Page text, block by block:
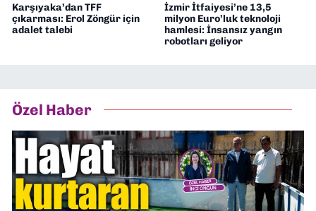
Karşıyaka’dan TFF
çıkarması: Erol Zöngür için
adalet talebi
İzmir İtfaiyesi’ne 13,5
milyon Euro’luk teknoloji
hamlesi: İnsansız yangın
robotları geliyor
Özel Haber